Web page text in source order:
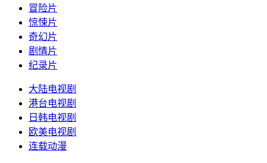
冒险片
惊悚片
奇幻片
剧情片
纪录片
大陆电视剧
港台电视剧
日韩电视剧
欧美电视剧
连载动漫